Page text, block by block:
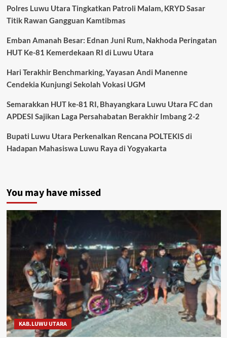
Polres Luwu Utara Tingkatkan Patroli Malam, KRYD Sasar
Titik Rawan Gangguan Kamtibmas
Emban Amanah Besar: Ednan Juni Rum, Nakhoda Peringatan
HUT Ke-81 Kemerdekaan RI di Luwu Utara
Hari Terakhir Benchmarking, Yayasan Andi Manenne
Cendekia Kunjungi Sekolah Vokasi UGM
Semarakkan HUT ke-81 RI, Bhayangkara Luwu Utara FC dan
APDESI Sajikan Laga Persahabatan Berakhir Imbang 2-2
Bupati Luwu Utara Perkenalkan Rencana POLTEKIS di
Hadapan Mahasiswa Luwu Raya di Yogyakarta
You may have missed
KAB.LUWU UTARA